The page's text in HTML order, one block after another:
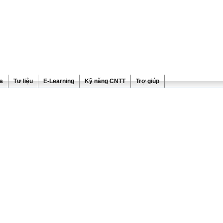
Tư liệu E-Learning Kỹ năng CNTT Trợ giúp